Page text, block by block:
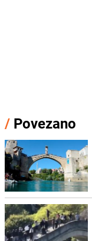
/ Povezano